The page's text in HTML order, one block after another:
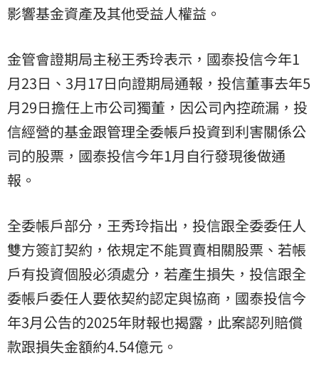
影響基金資產及其他受益人權益。
金管會證期局主秘王秀玲表示，國泰投信今年1
月23日、3月17日向證期局通報，投信董事去年5
月29日擔任上市公司獨董，因公司內控疏漏，投
信經營的基金跟管理全委帳戶投資到利害關係公
司的股票，國泰投信今年1月自行發現後做通
報。
全委帳戶部分，王秀玲指出，投信跟全委委任人
雙方簽訂契約，依規定不能買賣相關股票、若帳
戶有投資個股必須處分，若產生損失，投信跟全
委帳戶委任人要依契約認定與協商，國泰投信今
年3月公告的2025年財報也揭露，此案認列賠償
款跟損失金額約4.54億元。